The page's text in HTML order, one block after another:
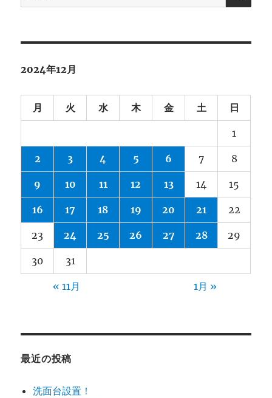
索:
2024年12月
月 火 水 木 金 土 日
1
2 3 4 5 6 7 8
9 10 11 12 13 14 15
16 17 18 19 20 21 22
23 24 25 26 27 28 29
30 31
« 11月 1月 »
最近の投稿
洗面台設置！